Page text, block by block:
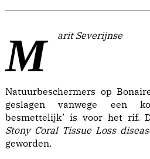
Marit Severijnse
Natuurbeschermers op
geslagen vanwege een
besmettelijk’ is voor het rif.
Stony Coral Tissue Loss
geworden.